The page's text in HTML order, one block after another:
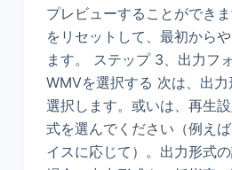
プレビューすることができ
をリセットして、最初から
ます。 ステップ 3、出力フ
WMVを選択する 次は、出
選択します。或いは、再生
式を選んでください（例え
イスに応じて）。出力形式